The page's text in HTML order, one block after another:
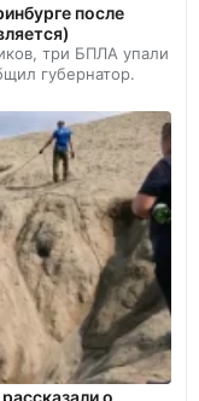
после
три БПЛА упали
губернатор.